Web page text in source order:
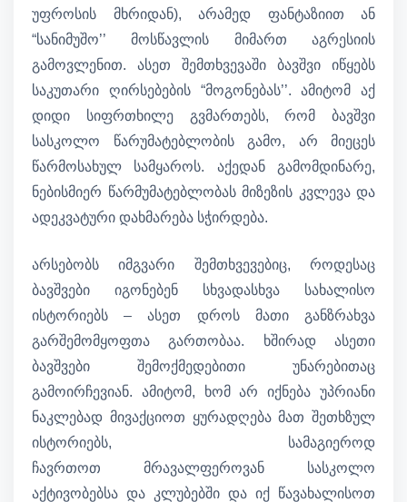
უფროსის მხრიდან), არამედ ფანტაზიით ან
“სანიმუშო’’ მოსწავლის მიმართ აგრესიის
გამოვლენით. ასეთ შემთხვევაში ბავშვი იწყებს
საკუთარი ღირსებების “მოგონებას’’. ამიტომ აქ
დიდი სიფრთხილე გვმართებს, რომ ბავშვი
სასკოლო წარუმატებლობის გამო, არ მიეცეს
წარმოსახულ სამყაროს. აქედან გამომდინარე,
ნებისმიერ წარმუმატებლობას მიზეზის კვლევა და
ადეკვატური დახმარება სჭირდება.
არსებობს იმგვარი შემთხვევებიც, როდესაც
ბავშვები იგონებენ სხვადასხვა სახალისო
ისტორიებს – ასეთ დროს მათი განზრახვა
გარშემომყოფთა გართობაა. ხშირად ასეთი
ბავშვები შემოქმედებითი უნარებითაც
გამოირჩევიან. ამიტომ, ხომ არ იქნება უპრიანი
ნაკლებად მივაქციოთ ყურადღება მათ შეთხზულ
ისტორიებს, სამაგიეროდ
ჩავრთოთ მრავალფეროვან სასკოლო
აქტივობებსა და კლუბებში და იქ წავახალისოთ